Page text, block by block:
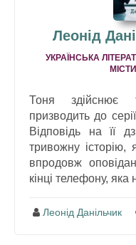
Леонід
УКРАЇНСЬКА
Тоня здійснює
призводить до
Відповідь на її
тривожну історію,
впродовж
кінці телефону, яка
Леонід Данільчик